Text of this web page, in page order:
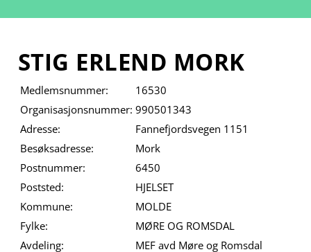
STIG ERLEND MORK
Medlemsnummer:
16530
Organisasjonsnummer: 990501343
Adresse:
Fannefjordsvegen 1151
Besøksadresse:
Mork
Postnummer:
6450
Poststed:
HJELSET
Kommune:
MOLDE
Fylke:
MØRE OG ROMSDAL
Avdeling:
MEF avd Møre og Romsdal